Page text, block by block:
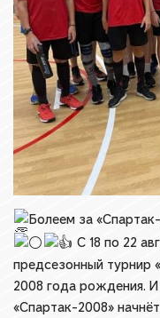
Болеем за
С 18 по 22
предсезонный турнир
2008 года рождения. И
«Спартак-2008»